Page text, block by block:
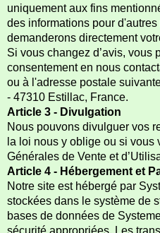
uniquement aux fins
des informations pour
demanderons directement
Si vous changez d’avis, vous
consentement en nous
ou à l'adresse postale
- 47310 Estillac, France.
Article 3 - Divulgation
Nous pouvons divulguer vos
la loi nous y oblige ou si
Générales de Vente et
Article 4 - Hébergement et
Notre site est hébergé par
stockées dans le système de
bases de données de
sécurité appropriées. Les